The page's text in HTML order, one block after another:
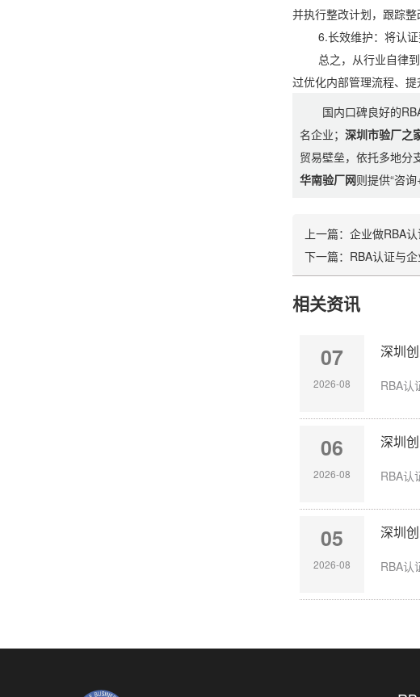
并执行整改计划，跟踪整
6.长效维护：将认证要
总之，从行业自律到
过优化内部管理流程、提
国内口碑良好的
名企业；深圳市验厂之
贸易壁垒，依托多地分
华南验厂网则提供“咨
上一篇： 企业做RBA
下一篇： RBA认证与
相关资讯
07
2026-08 RBA认
06
2026-08 RBA认
05
2026-08 RBA认